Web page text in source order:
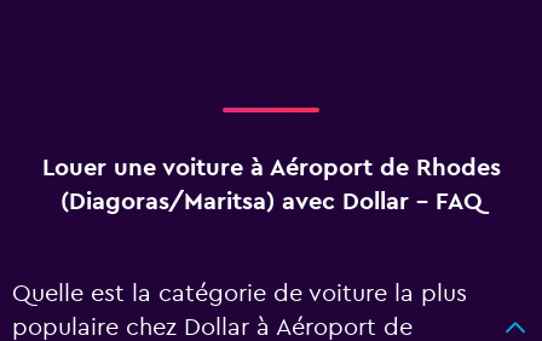
Louer une voiture à Aéroport de Rhodes
(Diagoras/Maritsa) avec Dollar - FAQ
Quelle est la catégorie de voiture la plus
populaire chez Dollar à Aéroport de